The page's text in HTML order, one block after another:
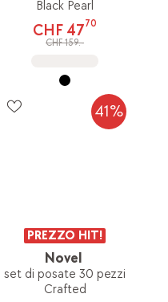
Black Pearl
CHF 4770
CHF 159.-
41%
PREZZO HIT!
Novel
set di posate 30 pezzi
Crafted